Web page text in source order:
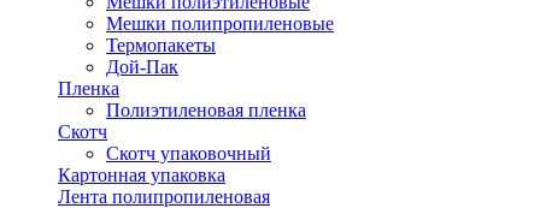
Мешки полипропиленовые
Термопакеты
Дой-Пак
Пленка
Полиэтиленовая пленка
Скотч
Скотч упаковочный
Картонная упаковка
Лента полипропиленовая